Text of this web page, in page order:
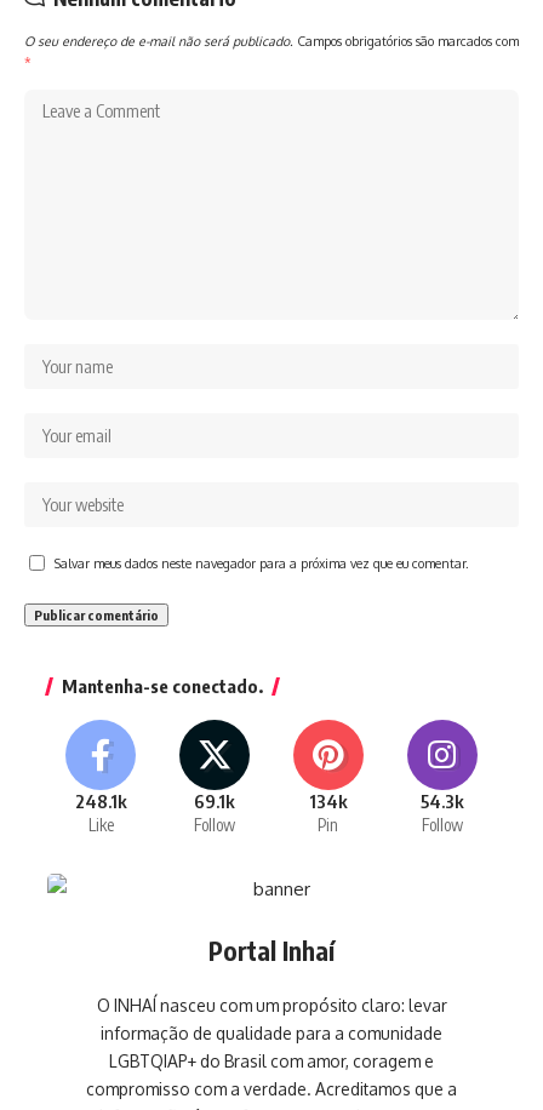
O seu endereço de e-mail não será publicado. Campos obrigatórios são marcados com
*
Salvar meus dados neste navegador para a próxima vez que eu comentar.
Mantenha-se conectado.
248.1k
Like
69.1k
Follow
134k
Pin
54.3k
Follow
Portal Inhaí
O INHAÍ nasceu com um propósito claro: levar
informação de qualidade para a comunidade
LGBTQIAP+ do Brasil com amor, coragem e
compromisso com a verdade. Acreditamos que a